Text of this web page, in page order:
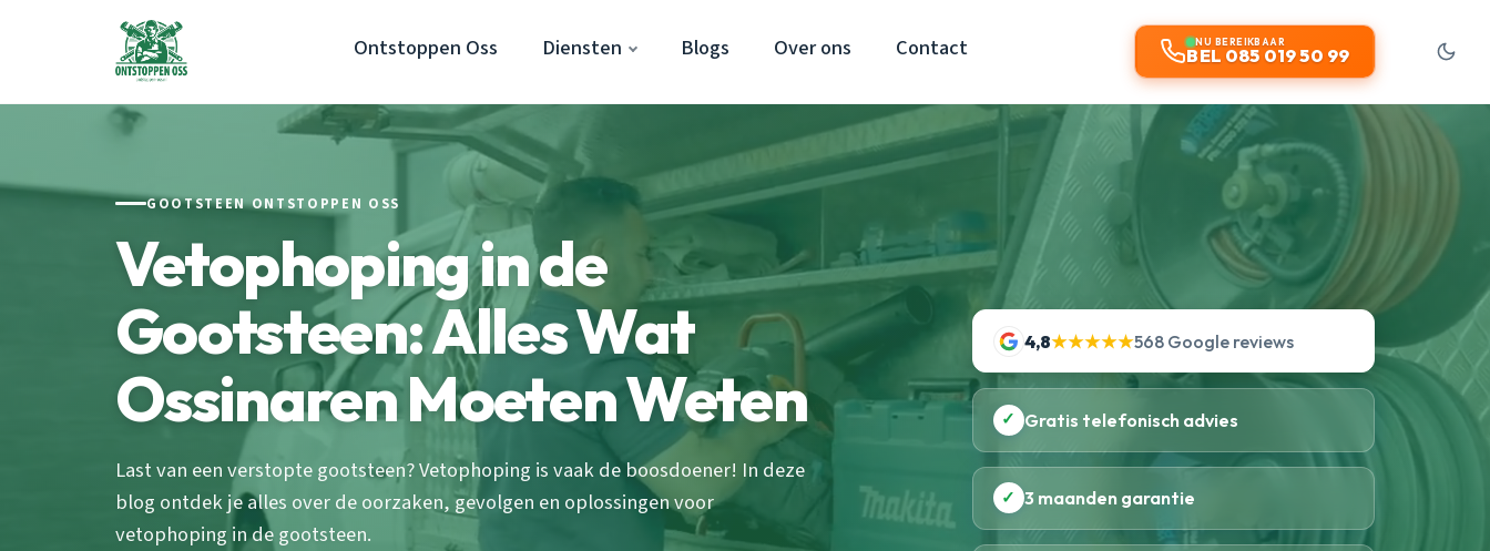
Ontstoppen Oss Diensten Blogs Over ons Contact NU BEREIKBAAR
BEL 085 019 50 99
GOOTSTEEN ONTSTOPPEN OSS
Vetophoping in de
Gootsteen: Alles Wat
Ossinaren Moeten Weten
Last van een verstopte gootsteen? Vetophoping is vaak de boosdoener! In deze
blog ontdek je alles over de oorzaken, gevolgen en oplossingen voor
vetophoping in de gootsteen.
4,8★★★★★568 Google reviews
✓ Gratis telefonisch advies
✓ 3 maanden garantie